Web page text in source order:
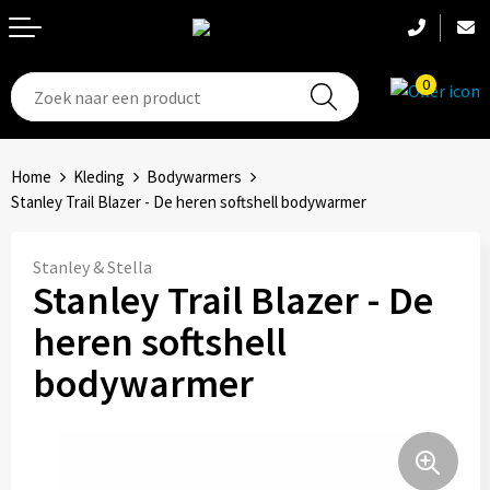
0
T-Shirts
Broeken en shorts
Schoenen
Badtextiel
Jassen
Hoeden
Hoofdbanden
Sets
Bandanas
Accessoires
Aanstekers
Anti-stress
Elektronica, Gadgets en USB
Feestartikelen
Fitness
Home Kleding
Bodywarmers
Stanley Trail Blazer - De heren softshell bodywarmer
Stanley & Stella
Stanley Trail Blazer - De
heren softshell
bodywarmer